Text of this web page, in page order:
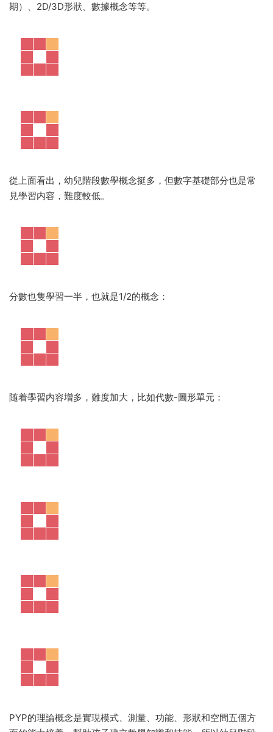
期）、2D/3D形狀、數據概念等等。
從上面看出，幼兒階段數學概念挺多，但數字基礎部分也是常
見學習内容，難度較低。
分數也隻學習一半，也就是1/2的概念：
随着學習内容增多，難度加大，比如代數-圖形單元：
PYP的理論概念是實現模式、測量、功能、形狀和空間五個方